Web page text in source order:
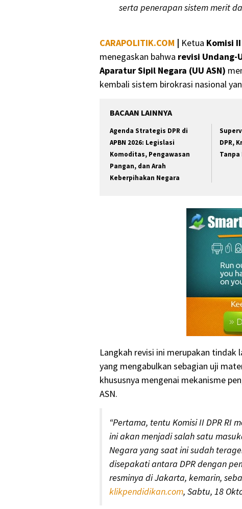
serta penerapan sistem merit
CARAPOLITIK.COM | Ketua Komisi II
menegaskan bahwa revisi Undang-
Aparatur Sipil Negara (UU ASN)
kembali sistem birokrasi nasional
BACAAN LAINNYA
Agenda Strategis DPR di
APBN 2026: Legislasi
Komoditas, Pengawasan
Pangan, dan Arah
Keberpihakan Negara
DPR,
Tanpa
Langkah revisi ini merupakan
yang mengabulkan sebagian uji
khususnya mengenai mekanisme
ASN.
“Pertama, tentu Komisi II DPR RI
ini akan menjadi salah satu
Negara yang saat ini sudah
disepakati antara DPR dengan
resminya di Jakarta, kemarin,
klikpendidikan.com, Sabtu, 18